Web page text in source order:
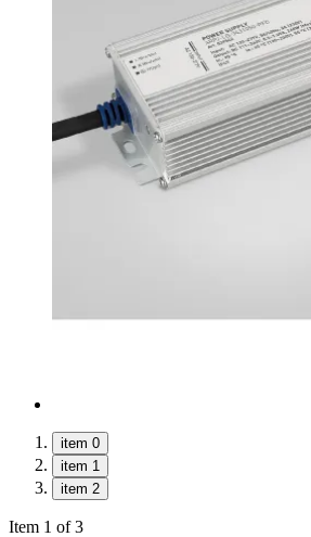
item 0
item 1
item 2
Item 1 of 3